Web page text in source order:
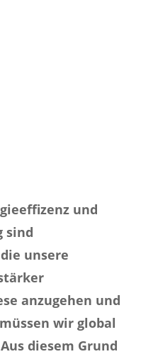
und
sind
unsere
anzugehen und
wir global
diesem Grund